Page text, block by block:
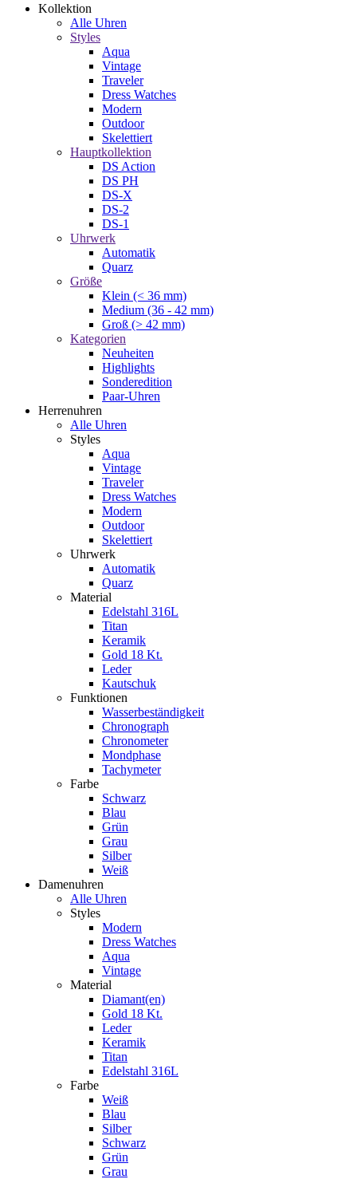
Kollektion
Alle Uhren
Styles
Aqua
Vintage
Traveler
Dress Watches
Modern
Outdoor
Skelettiert
Hauptkollektion
DS Action
DS PH
DS-X
DS-2
DS-1
Uhrwerk
Automatik
Quarz
Größe
Klein (< 36 mm)
Medium (36 - 42 mm)
Groß (> 42 mm)
Kategorien
Neuheiten
Highlights
Sonderedition
Paar-Uhren
Herrenuhren
Alle Uhren
Styles
Aqua
Vintage
Traveler
Dress Watches
Modern
Outdoor
Skelettiert
Uhrwerk
Automatik
Quarz
Material
Edelstahl 316L
Titan
Keramik
Gold 18 Kt.
Leder
Kautschuk
Funktionen
Wasserbeständigkeit
Chronograph
Chronometer
Mondphase
Tachymeter
Farbe
Schwarz
Blau
Grün
Grau
Silber
Weiß
Damenuhren
Alle Uhren
Styles
Modern
Dress Watches
Aqua
Vintage
Material
Diamant(en)
Gold 18 Kt.
Leder
Keramik
Titan
Edelstahl 316L
Farbe
Weiß
Blau
Silber
Schwarz
Grün
Grau